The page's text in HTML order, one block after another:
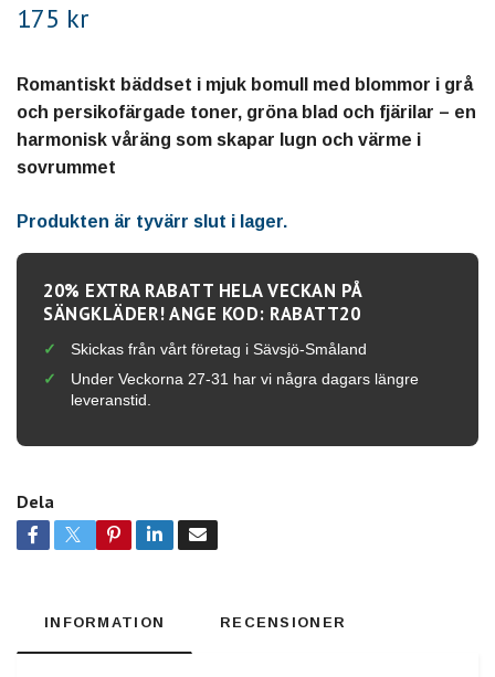
175 kr
Romantiskt bäddset i mjuk bomull med blommor i grå
och persikofärgade toner, gröna blad och fjärilar – en
harmonisk våräng som skapar lugn och värme i
sovrummet
Produkten är tyvärr slut i lager.
20% EXTRA RABATT HELA VECKAN PÅ
SÄNGKLÄDER! ANGE KOD: RABATT20
Skickas från vårt företag i Sävsjö-Småland
Under Veckorna 27-31 har vi några dagars längre
leveranstid.
Dela
INFORMATION RECENSIONER